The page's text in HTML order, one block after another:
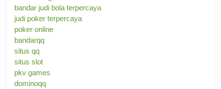
bandar judi bola terpercaya
judi poker terpercaya
poker online
bandarqq
situs qq
situs slot
pkv games
dominoqq